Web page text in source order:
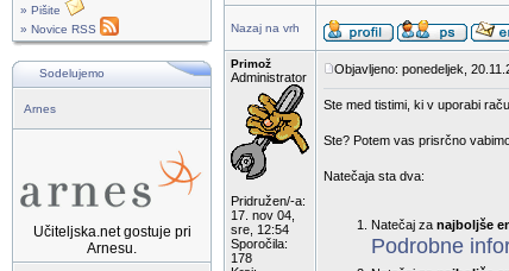
» Pišite
» Novice RSS
Sodelujemo
Arnes
Učiteljska.net gostuje pri
Arnesu.
Nazaj na vrh
Primož
Administrator
Pridružen/-a:
17. nov 04,
sre, 12:54
Sporočila:
178
Objavljeno: ponedeljek,
Ste med tistimi, ki v uporabi
Ste? Potem vas prisrčno
Natečaja sta dva:
Natečaj za najboljše
Podrobne